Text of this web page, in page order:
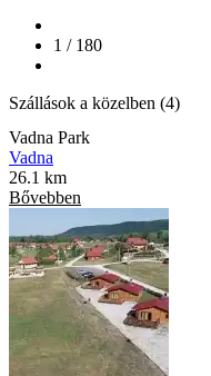
1 / 180
Szállások a közelben (4)
Vadna Park
Vadna
26.1 km
Bővebben